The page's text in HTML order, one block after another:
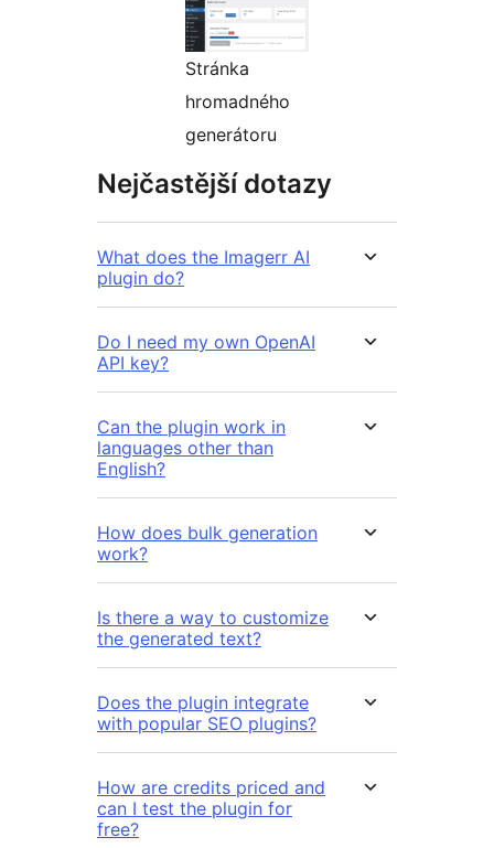
Stránka
hromadného
generátoru
Nejčastější dotazy
What does the Imagerr AI
plugin do?
Do I need my own OpenAI
API key?
Can the plugin work in
languages other than
English?
How does bulk generation
work?
Is there a way to customize
the generated text?
Does the plugin integrate
with popular SEO plugins?
How are credits priced and
can I test the plugin for
free?